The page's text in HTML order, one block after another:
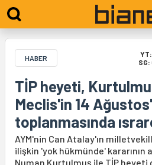
HABER YT:
SG:
TİP heyeti,
Meclis'in 14
toplanmasında
AYM'nin Can Atalay'ın
ilişkin 'yok hükmünde' kararının
Numan Kurtulmuş ile TİP heyeti